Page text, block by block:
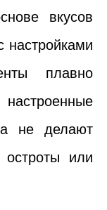
вкусов
настройками
плавно
не делают
или